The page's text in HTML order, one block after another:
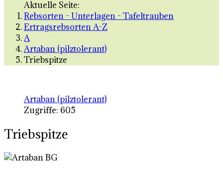
Aktuelle Seite:
Rebsorten - Unterlagen - Tafeltrauben
Ertragsrebsorten A-Z
A
Artaban (pilztolerant)
Triebspitze
Artaban (pilztolerant)
Zugriffe: 605
Triebspitze